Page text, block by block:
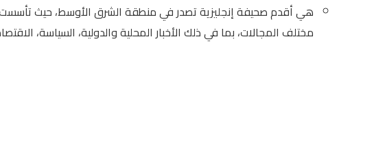
هي أقدم صحيفة إنجليزية تصدر في منطقة الشرق الأوسط، حيث
مختلف المجالات، بما في ذلك الأخبار المحلية والدولية، السياسة،